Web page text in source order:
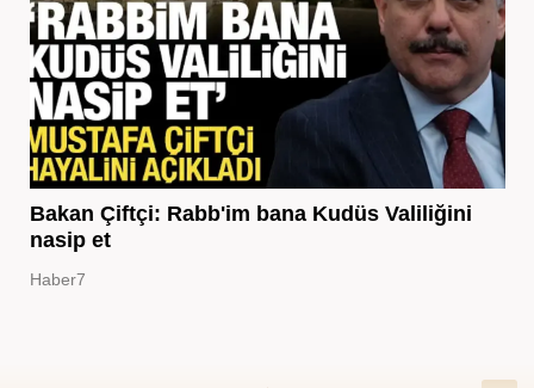
Bakan Çiftçi: Rabb'im bana Kudüs Valiliğini
nasip et
Haber7